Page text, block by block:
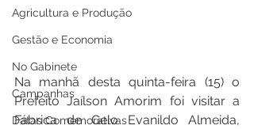
Agricultura e Produção
Gestão e Economia
No Gabinete
Campanhas
Datas Comemorativas
Na manhã desta quinta-feira (15) o
Prefeito Jaílson Amorim foi visitar a
Fábrica de Gelo Evanildo Almeida,